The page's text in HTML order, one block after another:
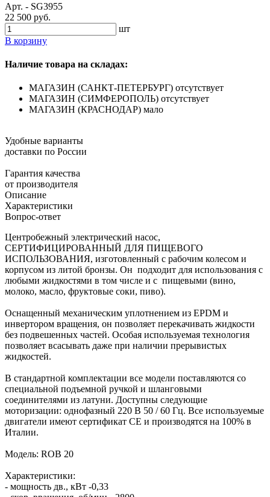
Арт. - SG3955
22 500 руб.
шт
В корзину
Наличие товара на складах:
МАГАЗИН (САНКТ-ПЕТЕРБУРГ) отсутствует
МАГАЗИН (СИМФЕРОПОЛЬ) отсутствует
МАГАЗИН (КРАСНОДАР) мало
Удобные варианты
доставки по России
Гарантия качества
от производителя
Описание
Характеристики
Вопрос-ответ
Центробежный электрический насос,
СЕРТИФИЦИРОВАННЫЙ ДЛЯ ПИЩЕВОГО
ИСПОЛЬЗОВАНИЯ, изготовленный с рабочим колесом и
корпусом из литой бронзы. Он подходит для использования с
любыми жидкостями в том числе и с пищевыми (вино,
молоко, масло, фруктовые соки, пиво).
Оснащенный механическим уплотнением из EPDM и
инвертором вращения, он позволяет перекачивать жидкости
без подвешенных частей. Особая используемая технология
позволяет всасывать даже при наличии прерывистых
жидкостей.
В стандартной комплектации все модели поставляются со
специальной подъемной ручкой и шланговыми
соединителями из латуни. Доступны следующие
моторизации: однофазный 220 В 50 / 60 Гц. Все используемые
двигатели имеют сертификат CE и производятся на 100% в
Италии.
Модель: ROB 20
Характеристики:
- мощность дв., кВт -0,33